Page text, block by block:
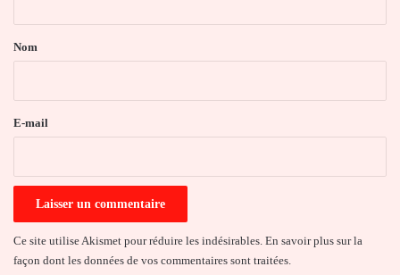
a
e
Nom
E-mail
Ce site utilise Akismet pour réduire les indésirables. En savoir plus sur la
façon dont les données de vos commentaires sont traitées.